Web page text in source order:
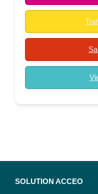
SOLUTION ACCEO